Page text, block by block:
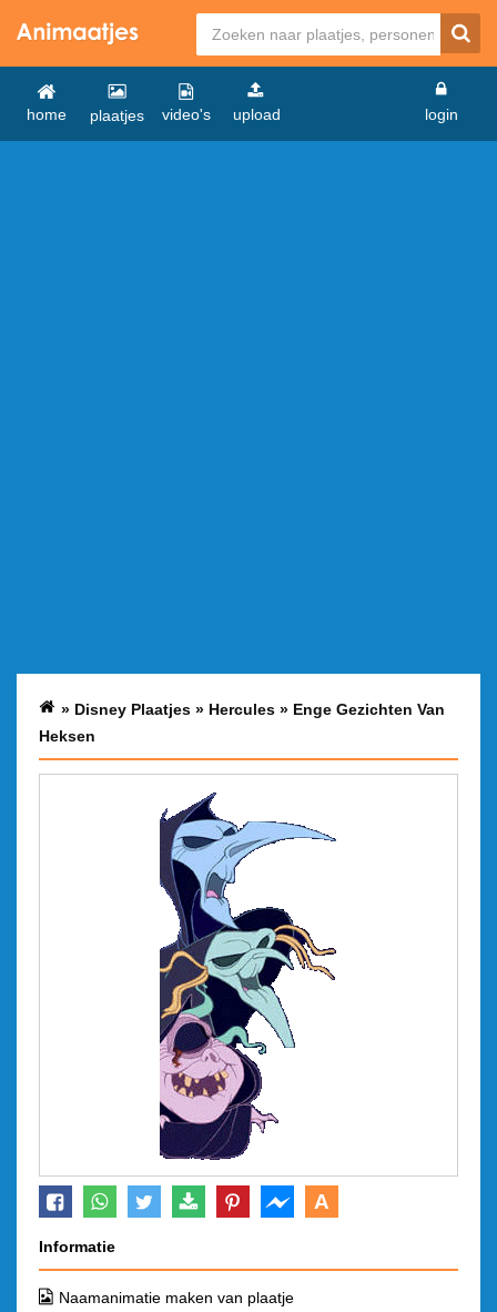
home plaatjes video's upload login
» Disney Plaatjes » Hercules » Enge Gezichten Van
Heksen
A
Informatie
Naamanimatie maken van plaatje